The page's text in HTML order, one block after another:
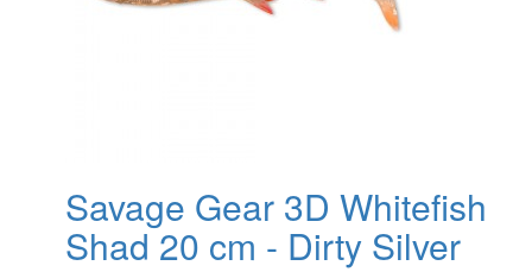
Savage Gear 3D Whitefish
Shad 20 cm - Dirty Silver